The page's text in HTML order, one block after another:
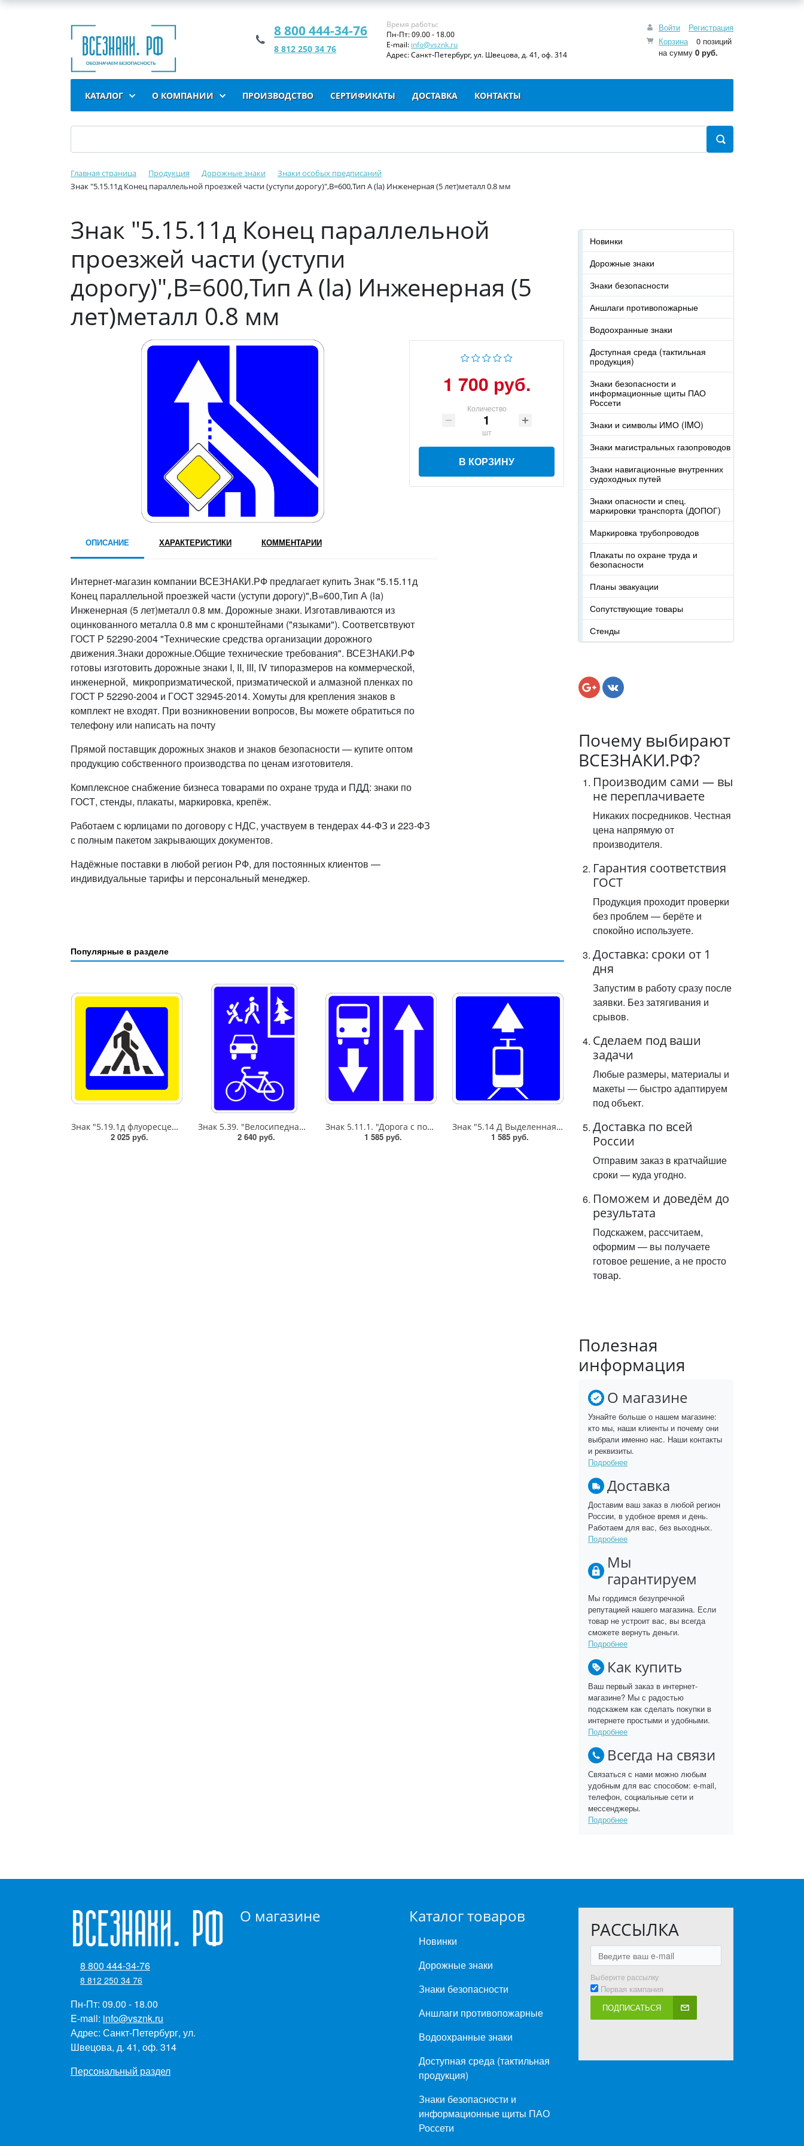
Войти
Регистрация
Корзина
0 позиций
на сумму 0 руб.
8 800 444-34-76
8 812 250 34 76
Время работы:
Пн-Пт: 09.00 - 18.00
E-mail: info@vsznk.ru
Адрес: Санкт-Петербург, ул. Швецова, д. 41, оф. 314
КАТАЛОГ О КОМПАНИИ ПРОИЗВОДСТВО СЕРТИФИКАТЫ ДОСТАВКА КОНТАКТЫ
Главная страница Продукция Дорожные знаки
Знаки особых предписаний
Знак "5.15.11д Конец параллельной проезжей части (уступи дорогу)",B=600,Тип А (la) Инженерная (5 лет)металл 0.8 мм
Знак "5.15.11д Конец параллельной
проезжей части (уступи
дорогу)",B=600,Тип А (la) Инженерная (5
лет)металл 0.8 мм
1 700 руб.
Количество
шт
В КОРЗИНУ
ОПИСАНИЕ ХАРАКТЕРИСТИКИ КОММЕНТАРИИ
Интернет-магазин компании ВСЕЗНАКИ.РФ предлагает купить Знак "5.15.11д
Конец параллельной проезжей части (уступи дорогу)",B=600,Тип А (la)
Инженерная (5 лет)металл 0.8 мм. Дорожные знаки. Изготавливаются из
оцинкованного металла 0.8 мм с кронштейнами ("языками"). Соответсвтвуют
ГОСТ Р 52290-2004 "Технические средства организации дорожного
движения.Знаки дорожные.Общие технические требования". ВСЕЗНАКИ.РФ
готовы изготовить дорожные знаки I, II, III, IV типоразмеров на коммерческой,
инженерной, микропризматической, призматической и алмазной пленках по
ГОСТ Р 52290-2004 и ГOCT 32945-2014. Хомуты для крепления знаков в
комплект не входят. При возникновении вопросов, Вы можете обратиться по
телефону или написать на почту
Прямой поставщик дорожных знаков и знаков безопасности — купите оптом
продукцию собственного производства по ценам изготовителя.
Комплексное снабжение бизнеса товарами по охране труда и ПДД: знаки по
ГОСТ, стенды, плакаты, маркировка, крепёж.
Работаем с юрлицами по договору с НДС, участвуем в тендерах 44-ФЗ и 223-ФЗ
с полным пакетом закрывающих документов.
Надёжные поставки в любой регион РФ, для постоянных клиентов —
индивидуальные тарифы и персональный менеджер.
Популярные в разделе
Знак "5.19.1д флуоресцентный Пешеходный переход (справа от дороги)",B=700Тип А Коммерческая (3 года),металл 0.8 мм
2 025 руб.
Знак 5.39. "Велосипедная зона",600*900Тип А (1б) Микропризм. (7-9 лет)металл 0.8 мм
2 640 руб.
Знак 5.11.1. "Дорога с полосой для маршрутных транспортных средств",B=600,Тип А Коммерческая (3 года),металл 0.8 мм
1 585 руб.
Знак "5.14 Д Выделенная трамвайная полоса",B=600,Тип А Коммерческая (3 года),металл 0.8 мм
1 585 руб.
Новинки
Дорожные знаки
Знаки безопасности
Аншлаги противопожарные
Водоохранные знаки
Доступная среда (тактильная
продукция)
Знаки безопасности и
информационные щиты ПАО
Россети
Знаки и символы ИМО (IMO)
Знаки магистральных газопроводов
Знаки навигационные внутренних
судоходных путей
Знаки опасности и спец.
маркировки транспорта (ДОПОГ)
Маркировка трубопроводов
Плакаты по охране труда и
безопасности
Планы эвакуации
Сопутствующие товары
Стенды
Почему выбирают
ВСЕЗНАКИ.РФ?
Производим сами — вы
не переплачиваете
Никаких посредников. Честная
цена напрямую от
производителя.
Гарантия соответствия
ГОСТ
Продукция проходит проверки
без проблем — берёте и
спокойно используете.
Доставка: сроки от 1
дня
Запустим в работу сразу после
заявки. Без затягивания и
срывов.
Сделаем под ваши
задачи
Любые размеры, материалы и
макеты — быстро адаптируем
под объект.
Доставка по всей
России
Отправим заказ в кратчайшие
сроки — куда угодно.
Поможем и доведём до
результата
Подскажем, рассчитаем,
оформим — вы получаете
готовое решение, а не просто
товар.
Полезная
информация
О магазине
Узнайте больше о нашем магазине:
кто мы, наши клиенты и почему они
выбрали именно нас. Наши контакты
и реквизиты.
Подробнее
Доставка
Доставим ваш заказ в любой регион
России, в удобное время и день.
Работаем для вас, без выходных.
Подробнее
Мы
гарантируем
Мы гордимся безупречной
репутацией нашего магазина. Если
товар не устроит вас, вы всегда
сможете вернуть деньги.
Подробнее
Как купить
Ваш первый заказ в интернет-
магазине? Мы с радостью
подскажем как сделать покупки в
интернете простыми и удобными.
Подробнее
Всегда на связи
Связаться с нами можно любым
удобным для вас способом: e-mail,
телефон, социальные сети и
мессенджеры.
Подробнее
О магазине Каталог товаров
Новинки
Дорожные знаки
Знаки безопасности
Аншлаги противопожарные
Водоохранные знаки
Доступная среда (тактильная
продукция)
Знаки безопасности и
информационные щиты ПАО
Россети
РАССЫЛКА
Выберите рассылку
Первая кампания
ПОДПИСАТЬСЯ
8 800 444-34-76
8 812 250 34 76
Пн-Пт: 09.00 - 18.00
E-mail: info@vsznk.ru
Адрес: Санкт-Петербург, ул.
Швецова, д. 41, оф. 314
Персональный раздел